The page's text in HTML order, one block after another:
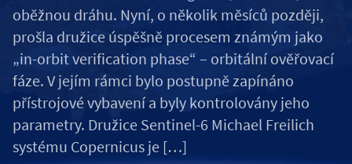
oběžnou dráhu. Nyní, o několik měsíců později,
prošla družice úspěšně procesem známým jako
„in-orbit verification phase“ – orbitální ověřovací
fáze. V jejím rámci bylo postupně zapínáno
přístrojové vybavení a byly kontrolovány jeho
parametry. Družice Sentinel-6 Michael Freilich
systému Copernicus je […]